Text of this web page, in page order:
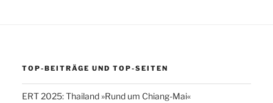
TOP-BEITRÄGE UND TOP-SEITEN
ERT 2025: Thailand »Rund um Chiang-Mai«